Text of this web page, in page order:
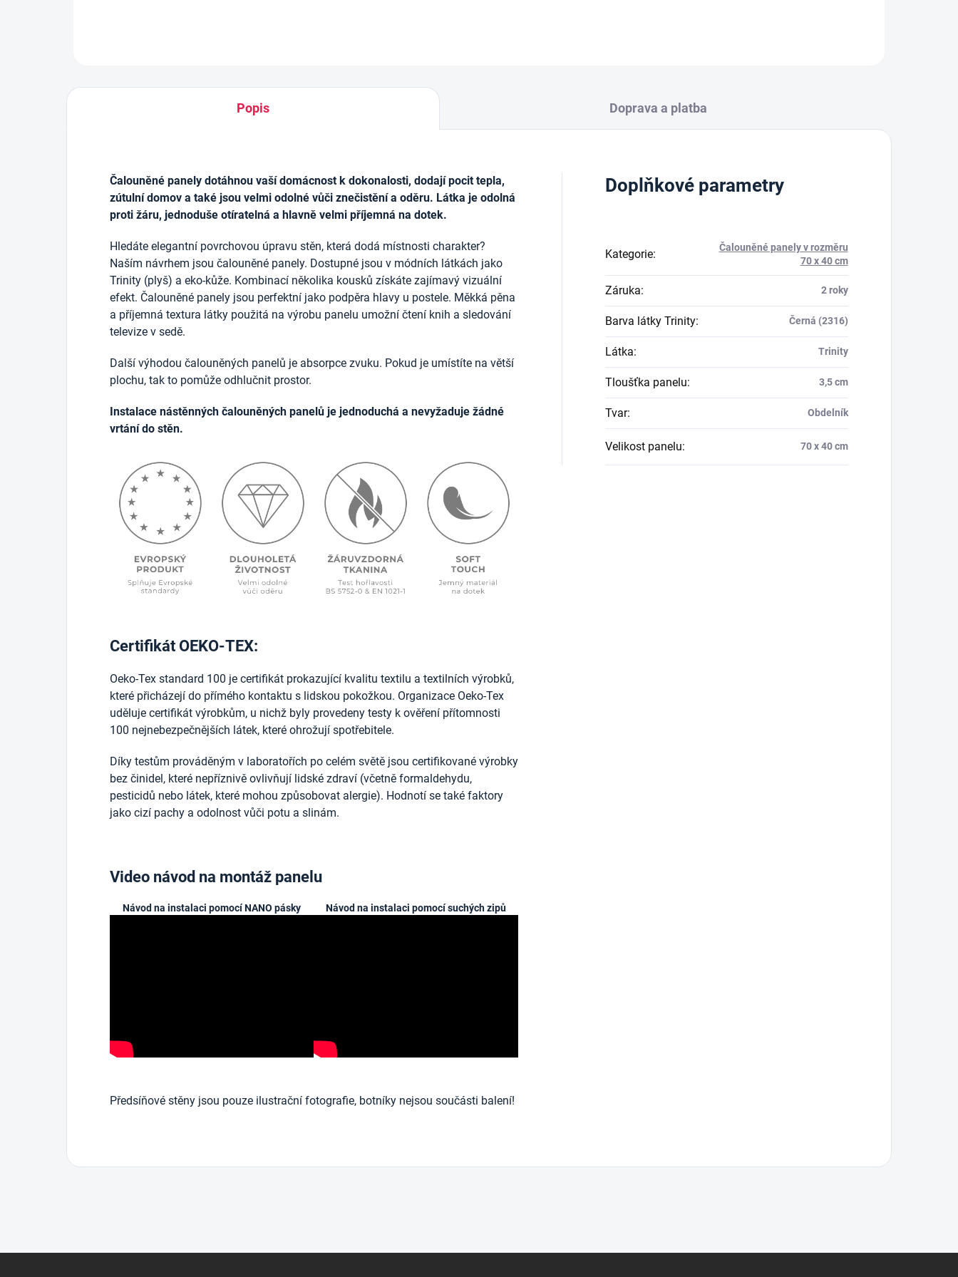
Popis Doprava a platba
Čalouněné panely dotáhnou vaší domácnost k dokonalosti, dodají pocit tepla,
zútulní domov a také jsou velmi odolné vůči znečistění a oděru. Látka je odolná
proti žáru, jednoduše otíratelná a hlavně velmi příjemná na dotek.
Hledáte elegantní povrchovou úpravu stěn, která dodá místnosti charakter?
Naším návrhem jsou čalouněné panely. Dostupné jsou v módních látkách jako
Trinity (plyš) a eko-kůže. Kombinací několika kousků získáte zajímavý vizuální
efekt. Čalouněné panely jsou perfektní jako podpěra hlavy u postele. Měkká pěna
a příjemná textura látky použitá na výrobu panelu umožní čtení knih a sledování
televize v sedě.
Další výhodou čalouněných panelů je absorpce zvuku. Pokud je umístíte na větší
plochu, tak to pomůže odhlučnit prostor.
Instalace nástěnných čalouněných panelů je jednoduchá a nevyžaduje žádné
vrtání do stěn.
Certifikát OEKO-TEX:
Oeko-Tex standard 100 je certifikát prokazující kvalitu textilu a textilních výrobků,
které přicházejí do přímého kontaktu s lidskou pokožkou. Organizace Oeko-Tex
uděluje certifikát výrobkům, u nichž byly provedeny testy k ověření přítomnosti
100 nejnebezpečnějších látek, které ohrožují spotřebitele.
Díky testům prováděným v laboratořích po celém světě jsou certifikované výrobky
bez činidel, které nepříznivě ovlivňují lidské zdraví (včetně formaldehydu,
pesticidů nebo látek, které mohou způsobovat alergie). Hodnotí se také faktory
jako cizí pachy a odolnost vůči potu a slinám.
Video návod na montáž panelu
Návod na instalaci pomocí NANO pásky Návod na instalaci pomocí suchých zipů
Předsíňové stěny jsou pouze ilustrační fotografie, botníky nejsou součásti balení!
Doplňkové parametry
Kategorie:
Čalouněné panely v rozměru
70 x 40 cm
Záruka: 2 roky
Barva látky Trinity: Černá (2316)
Látka: Trinity
Tloušťka panelu: 3,5 cm
Tvar: Obdelník
Velikost panelu: 70 x 40 cm